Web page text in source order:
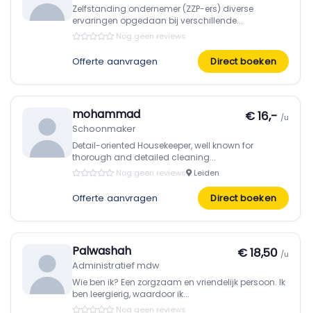
Zelfstanding ondernemer (ZZP-ers) diverse
ervaringen opgedaan bij verschillende...
Nog geen reviews
Offerte aanvragen Direct boeken
mohammad
Schoonmaker
€ 16,- /u
Detail-oriented Housekeeper, well known for
thorough and detailed cleaning...
Nog geen reviews Leiden
Offerte aanvragen Direct boeken
Palwashah
Administratief mdw
€ 18,50 /u
Wie ben ik? Een zorgzaam en vriendelijk persoon. Ik
ben leergierig, waardoor ik...
Nog geen reviews